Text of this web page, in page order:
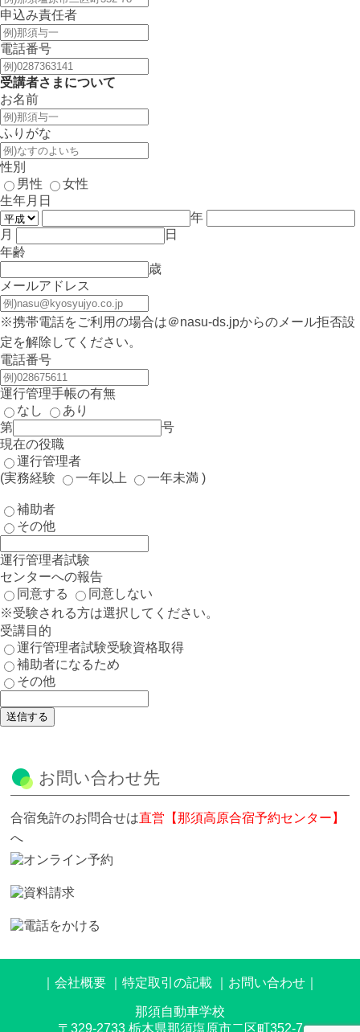
申込み責任者
電話番号
受講者さまについて
お名前
ふりがな
性別
男性
女性
生年月日
年
月
日
年齢
歳
メールアドレス
※携帯電話をご利用の場合は＠nasu-ds.jpからのメール拒否設
定を解除してください。
電話番号
運行管理手帳の有無
なし
あり
第
号
現在の役職
運行管理者
(実務経験
一年以上 一年未満 )
補助者
その他
運行管理者試験
センターへの報告
同意する
同意しない
※受験される方は選択してください。
受講目的
運行管理者試験受験資格取得
補助者になるため
その他
送信する
お問い合わせ先
合宿免許のお問合せは直営【那須高原合宿予約センター】
へ
会社概要 特定取引の記載 お問い合わせ
那須自動車学校
〒329-2733 栃木県那須塩原市二区町352-7